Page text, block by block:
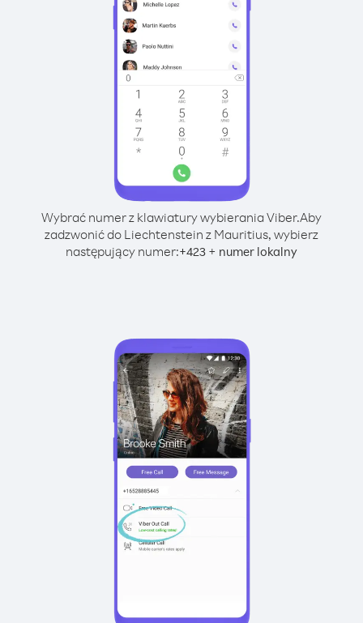
Wybrać numer z klawiatury wybierania Viber.Aby
zadzwonić do Liechtenstein z Mauritius, wybierz
następujący numer:+423 + numer lokalny